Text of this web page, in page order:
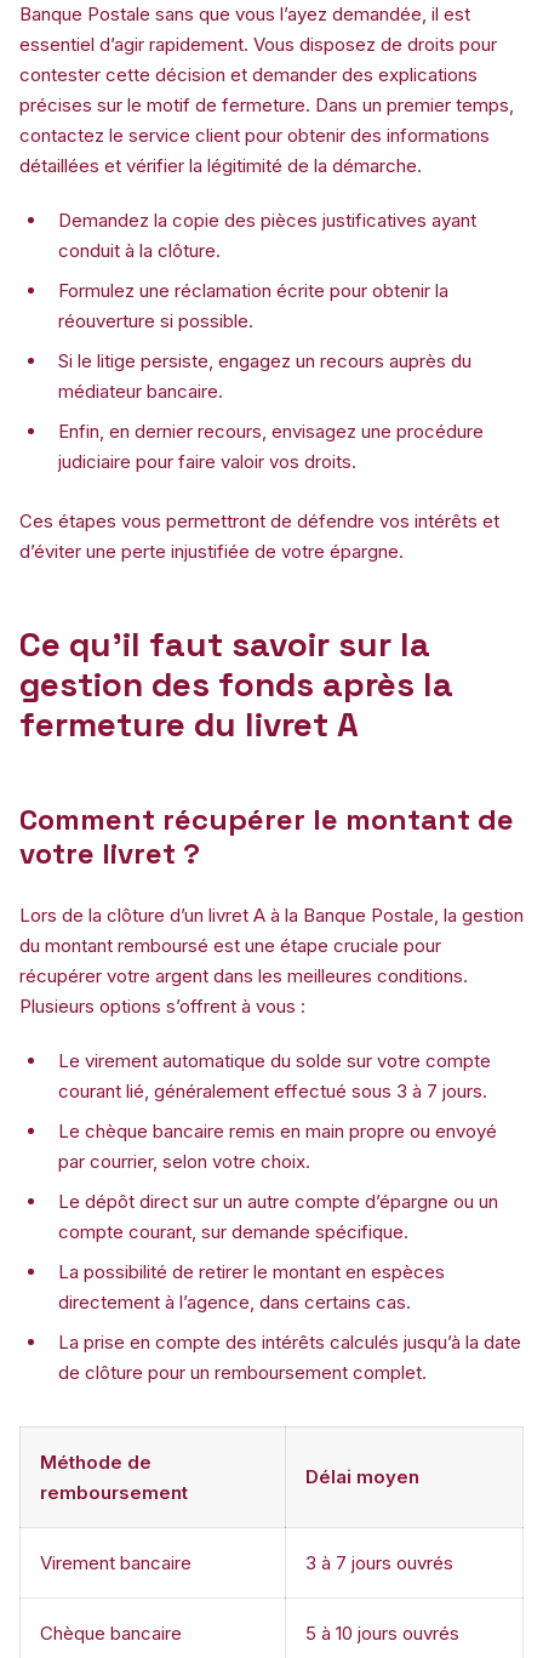
Banque Postale sans que vous l’ayez demandée, il est
essentiel d’agir rapidement. Vous disposez de droits pour
contester cette décision et demander des explications
précises sur le motif de fermeture. Dans un premier temps,
contactez le service client pour obtenir des informations
détaillées et vérifier la légitimité de la démarche.
Demandez la copie des pièces justificatives ayant
conduit à la clôture.
Formulez une réclamation écrite pour obtenir la
réouverture si possible.
Si le litige persiste, engagez un recours auprès du
médiateur bancaire.
Enfin, en dernier recours, envisagez une procédure
judiciaire pour faire valoir vos droits.
Ces étapes vous permettront de défendre vos intérêts et
d’éviter une perte injustifiée de votre épargne.
Ce qu’il faut savoir sur la
gestion des fonds après la
fermeture du livret A
Comment récupérer le montant de
votre livret ?
Lors de la clôture d’un livret A à la Banque Postale, la gestion
du montant remboursé est une étape cruciale pour
récupérer votre argent dans les meilleures conditions.
Plusieurs options s’offrent à vous :
Le virement automatique du solde sur votre compte
courant lié, généralement effectué sous 3 à 7 jours.
Le chèque bancaire remis en main propre ou envoyé
par courrier, selon votre choix.
Le dépôt direct sur un autre compte d’épargne ou un
compte courant, sur demande spécifique.
La possibilité de retirer le montant en espèces
directement à l’agence, dans certains cas.
La prise en compte des intérêts calculés jusqu’à la date
de clôture pour un remboursement complet.
Méthode de
remboursement
Délai moyen
Virement bancaire 3 à 7 jours ouvrés
Chèque bancaire 5 à 10 jours ouvrés